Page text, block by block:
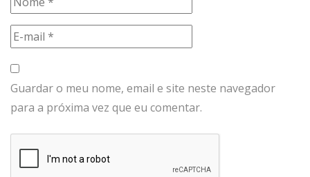
Guardar o meu nome, email e site neste navegador
para a próxima vez que eu comentar.